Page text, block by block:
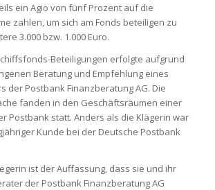
ein Agio von fünf Prozent auf die
zahlen, um sich am Fonds beteiligen zu
3.000 bzw. 1.000 Euro.
Beteiligungen erfolgte aufgrund
Beratung und Empfehlung eines
der Postbank Finanzberatung AG. Die
fanden in den Geschäftsräumen einer
Postbank statt. Anders als die Klägerin war
Kunde bei der Deutsche Postbank
ist der Auffassung, dass sie und ihr
der Postbank Finanzberatung AG